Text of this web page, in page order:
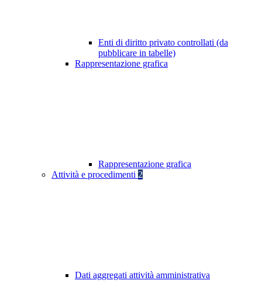
Enti di diritto privato controllati (da
pubblicare in tabelle)
Rappresentazione grafica
Rappresentazione grafica
Attività e procedimenti 2
Dati aggregati attività amministrativa